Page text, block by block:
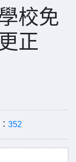
校免
正
352